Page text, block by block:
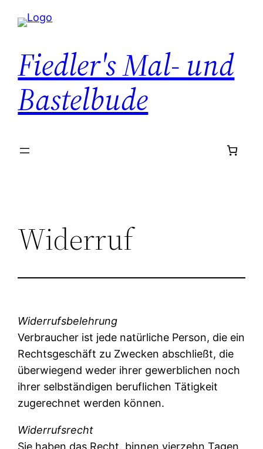
Inhalt
Fiedler's Mal- und
Bastelbude
Widerruf
Widerrufsbelehrung
Verbraucher ist jede natürliche Person, die ein
Rechtsgeschäft zu Zwecken abschließt, die
überwiegend weder ihrer gewerblichen noch
ihrer selbständigen beruflichen Tätigkeit
zugerechnet werden können.
Widerrufsrecht
Sie haben das Recht, binnen vierzehn Tagen